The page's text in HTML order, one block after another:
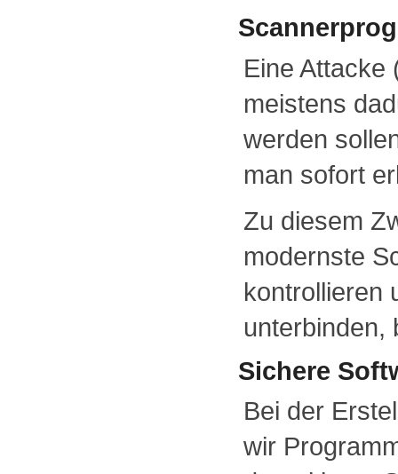
Eine Attacke
meistens
werden
man sofort
Zu diesem
modernste
kontrollieren
unterbinden,
Sichere
Bei der
wir